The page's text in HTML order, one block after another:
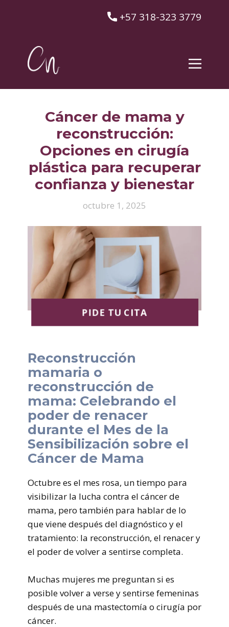
​+57 318-323 3779
Cáncer de mama y
reconstrucción:
Opciones en cirugía
plástica para recuperar
confianza y bienestar
octubre 1, 2025
PIDE TU CITA
Reconstrucción
mamaria o
reconstrucción de
mama: Celebrando el
poder de renacer
durante el Mes de la
Sensibilización sobre el
Cáncer de Mama
Octubre es el mes rosa, un tiempo para
visibilizar la lucha contra el cáncer de
mama, pero también para hablar de lo
que viene después del diagnóstico y el
tratamiento: la reconstrucción, el renacer y
el poder de volver a sentirse completa.
Muchas mujeres me preguntan si es
posible volver a verse y sentirse femeninas
después de una mastectomía o cirugía por
cáncer.